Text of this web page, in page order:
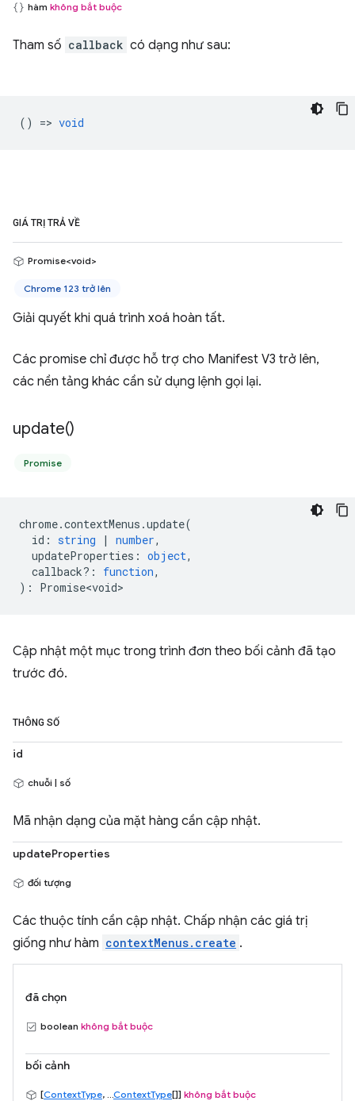
hàm không bắt buộc
Tham số callback có dạng như sau:
() => void
GIÁ TRỊ TRẢ VỀ
Promise<void>
Chrome 123 trở lên
Giải quyết khi quá trình xoá hoàn tất.
Các promise chỉ được hỗ trợ cho Manifest V3 trở lên,
các nền tảng khác cần sử dụng lệnh gọi lại.
update()
Promise
chrome.contextMenus .update(
id : string | number,
updateProperties : object,
callback? : function,
) : Promise<void>
Cập nhật một mục trong trình đơn theo bối cảnh đã tạo
trước đó.
THÔNG SỐ
id
chuỗi | số
Mã nhận dạng của mặt hàng cần cập nhật.
updateProperties
đối tượng
Các thuộc tính cần cập nhật. Chấp nhận các giá trị
giống như hàm contextMenus.create .
đã chọn
boolean không bắt buộc
bối cảnh
[ContextType, ...ContextType[]] không bắt buộc